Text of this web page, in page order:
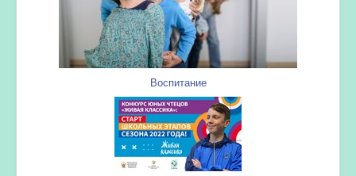
Воспитание